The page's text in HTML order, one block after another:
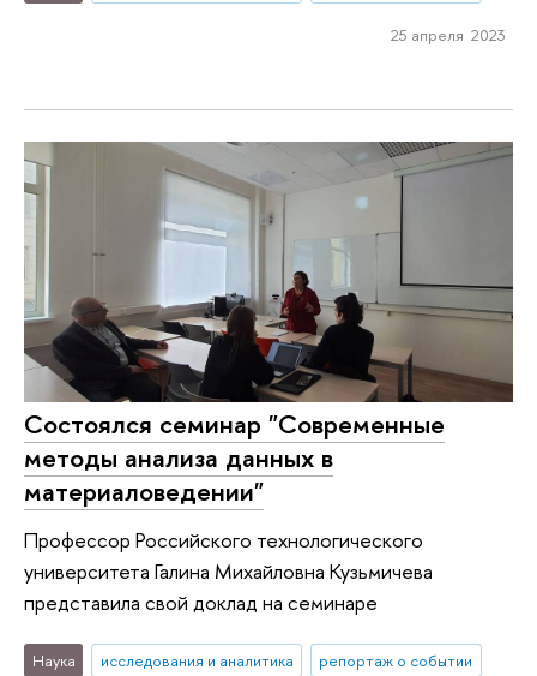
25 апреля 2023
Состоялся семинар "Современные
методы анализа данных в
материаловедении"
Профессор Российского технологического
университета Галина Михайловна Кузьмичева
представила свой доклад на семинаре
Наука исследования и аналитика репортаж о событии